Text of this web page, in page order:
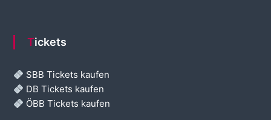
Tickets
SBB Tickets kaufen
DB Tickets kaufen
ÖBB Tickets kaufen